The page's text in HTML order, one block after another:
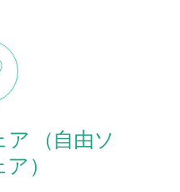
ア （自由ソ
）